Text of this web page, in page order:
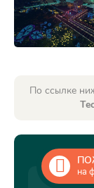
По ссылке
на